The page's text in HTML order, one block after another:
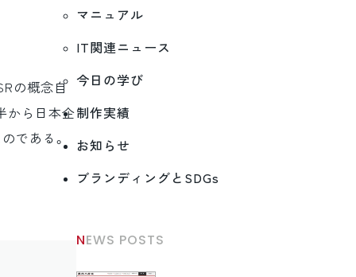
の概念自
から日本企
である。
マニュアル
IT関連ニュース
今日の学び
制作実績
お知らせ
ブランディングとSDGs
NEWS POSTS